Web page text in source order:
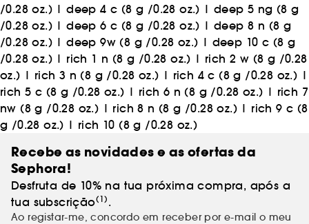
/0.28 oz.) |deep 4 c (8 g /0.28 oz.) |deep 5 ng (8 g
/0.28 oz.) |deep 6 c (8 g /0.28 oz.) |deep 8 n (8 g
/0.28 oz.) |deep 9w (8 g /0.28 oz.) | deep 10 c (8 g
/0.28 oz.) | rich 1 n (8 g /0.28 oz.) | rich 2 w (8 g /0.28
oz.) | rich 3 n (8 g /0.28 oz.) | rich 4 c (8 g /0.28 oz.) |
rich 5 c (8 g /0.28 oz.) | rich 6 n (8 g /0.28 oz.) | rich 7
nw (8 g /0.28 oz.) | rich 8 n (8 g /0.28 oz.) | rich 9 c (8
g /0.28 oz.) | rich 10 (8 g /0.28 oz.)
Recebe as novidades e as ofertas da
Sephora!
Desfruta de 10% na tua próxima compra, após a
tua subscrição(1) .
Ao registar-me, concordo em receber por e-mail o meu